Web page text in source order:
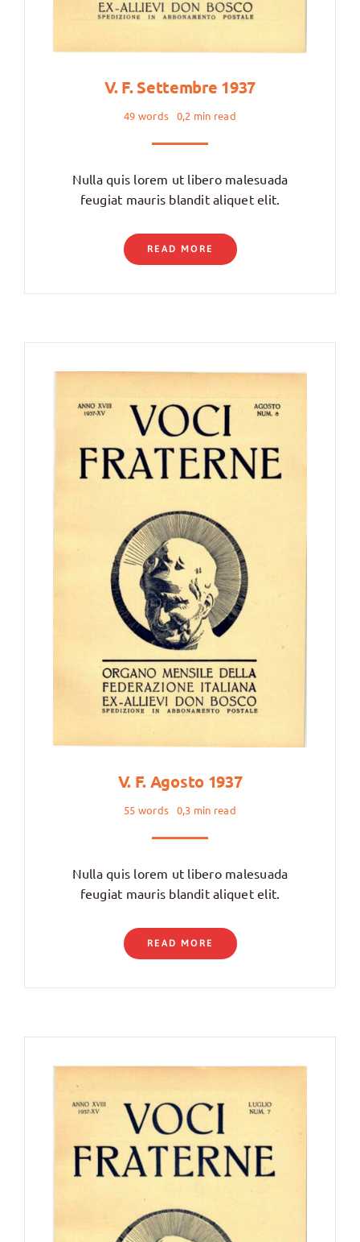
V. F. Settembre 1937
49 words 0,2 min read
Nulla quis lorem ut libero malesuada
feugiat mauris blandit aliquet elit.
READ MORE
V. F. Agosto 1937
55 words 0,3 min read
Nulla quis lorem ut libero malesuada
feugiat mauris blandit aliquet elit.
READ MORE